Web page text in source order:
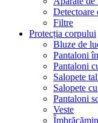
Detectoare
Filtre
Protecția corpului
Bluze de
Pantaloni
Pantaloni
Salopete
Salopete
Pantaloni
Veste